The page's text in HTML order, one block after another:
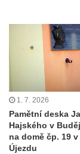
Pamětní
Liberci
Pamětní
škole ve
Pamětní
Mírovém
Pamětní
1. 7. 2026
Pamětní deska
Hajského v
na domě čp. 19
Újezdu